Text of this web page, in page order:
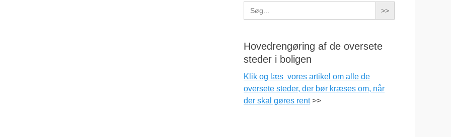
Search
for:
Hovedrengøring af de oversete
steder i boligen
Klik og læs vores artikel om alle de
oversete steder, der bør kræses om, når
der skal gøres rent>>